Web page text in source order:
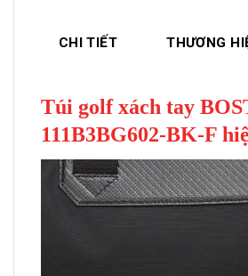
CHI TIẾT THƯƠNG
Túi golf xách tay
111B3BG602-BK-F